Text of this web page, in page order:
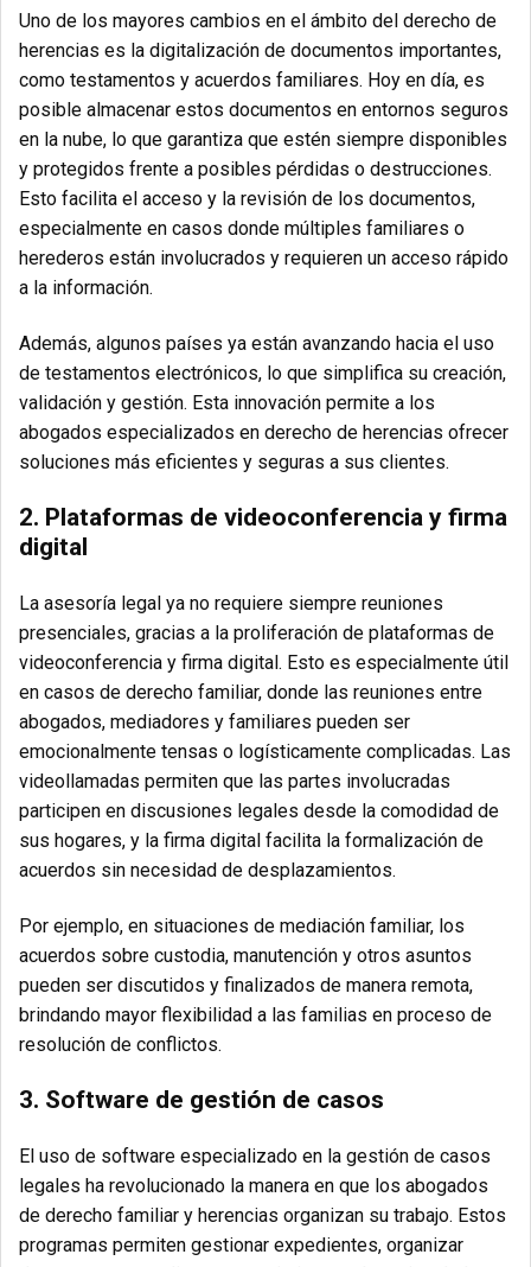
Uno de los mayores cambios en el ámbito del derecho de
herencias es la digitalización de documentos importantes,
como testamentos y acuerdos familiares. Hoy en día, es
posible almacenar estos documentos en entornos seguros
en la nube, lo que garantiza que estén siempre disponibles
y protegidos frente a posibles pérdidas o destrucciones.
Esto facilita el acceso y la revisión de los documentos,
especialmente en casos donde múltiples familiares o
herederos están involucrados y requieren un acceso rápido
a la información.
Además, algunos países ya están avanzando hacia el uso
de testamentos electrónicos, lo que simplifica su creación,
validación y gestión. Esta innovación permite a los
abogados especializados en derecho de herencias ofrecer
soluciones más eficientes y seguras a sus clientes.
2. Plataformas de videoconferencia y firma
digital
La asesoría legal ya no requiere siempre reuniones
presenciales, gracias a la proliferación de plataformas de
videoconferencia y firma digital. Esto es especialmente útil
en casos de derecho familiar, donde las reuniones entre
abogados, mediadores y familiares pueden ser
emocionalmente tensas o logísticamente complicadas. Las
videollamadas permiten que las partes involucradas
participen en discusiones legales desde la comodidad de
sus hogares, y la firma digital facilita la formalización de
acuerdos sin necesidad de desplazamientos.
Por ejemplo, en situaciones de mediación familiar, los
acuerdos sobre custodia, manutención y otros asuntos
pueden ser discutidos y finalizados de manera remota,
brindando mayor flexibilidad a las familias en proceso de
resolución de conflictos.
3. Software de gestión de casos
El uso de software especializado en la gestión de casos
legales ha revolucionado la manera en que los abogados
de derecho familiar y herencias organizan su trabajo. Estos
programas permiten gestionar expedientes, organizar